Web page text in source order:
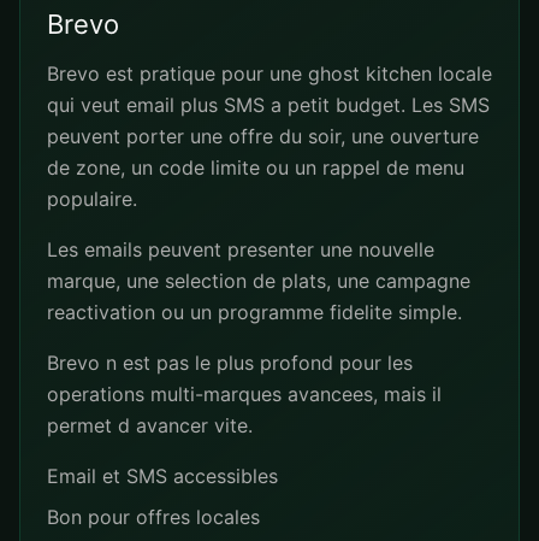
Brevo
Brevo est pratique pour une ghost kitchen locale
qui veut email plus SMS a petit budget. Les SMS
peuvent porter une offre du soir, une ouverture
de zone, un code limite ou un rappel de menu
populaire.
Les emails peuvent presenter une nouvelle
marque, une selection de plats, une campagne
reactivation ou un programme fidelite simple.
Brevo n est pas le plus profond pour les
operations multi-marques avancees, mais il
permet d avancer vite.
Email et SMS accessibles
Bon pour offres locales